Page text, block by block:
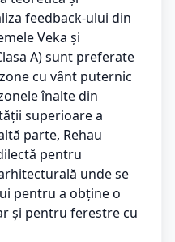
feedback-ului din
Veka și
A) sunt preferate
cu vânt puternic
înalte din
superioare a
parte, Rehau
pentru
unde se
pentru a obține o
și pentru ferestre cu